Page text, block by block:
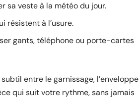
sa veste à la météo du jour.
résistent à l’usure.
gants, téléphone ou porte-cartes
entre le garnissage, l’enveloppe
qui suit votre rythme, sans jamais